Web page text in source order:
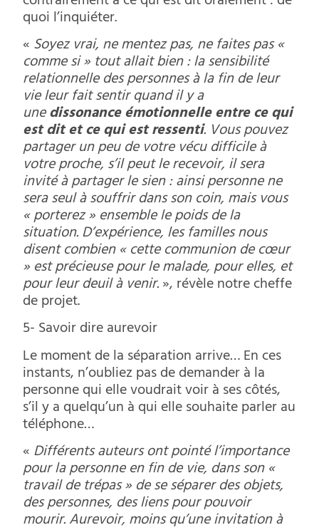
quoi l’inquiéter.
«Soyez vrai, ne mentez pas, ne faites pas «
comme si » tout allait bien : la sensibilité
relationnelle des personnes à la fin de leur
vie leur fait sentir quand il y a
unedissonance émotionnelle entre ce qui
est dit et ce qui est ressenti. Vous pouvez
partager un peu de votre vécu difficile à
votre proche, s’il peut le recevoir, il sera
invité à partager le sien : ainsi personne ne
sera seul à souffrir dans son coin, mais vous
« porterez » ensemble le poids de la
situation. D’expérience, les familles nous
disent combien « cette communion de cœur
» est précieuse pour le malade, pour elles, et
pour leur deuil à venir.», révèle notre cheffe
de projet.
5- Savoir dire aurevoir
Le moment de la séparation arrive… En ces
instants, n’oubliez pas de demander à la
personne qui elle voudrait voir à ses côtés,
s’il y a quelqu’un à qui elle souhaite parler au
téléphone…
«Différents auteurs ont pointé l’importance
pour la personne en fin de vie, dans son «
travail de trépas » de se séparer des objets,
des personnes, des liens pour pouvoir
mourir. Aurevoir, moins qu’une invitation à